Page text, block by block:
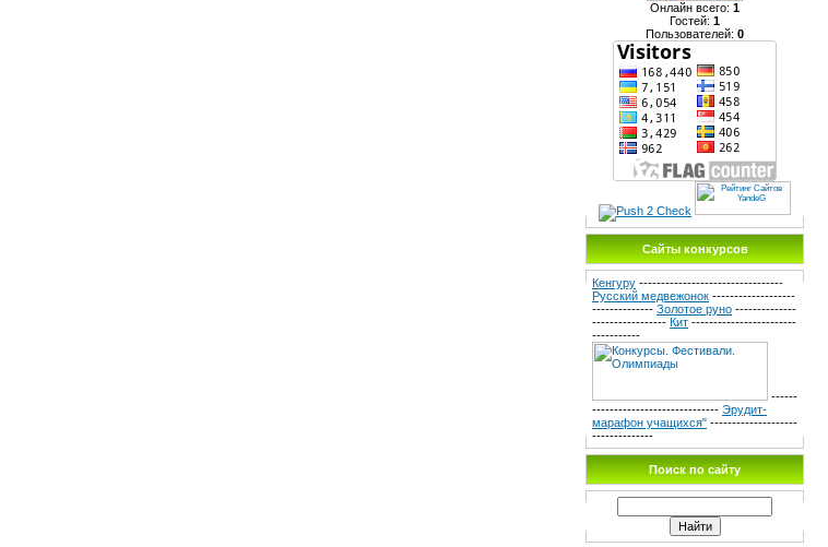
Онлайн всего: 1
Гостей: 1
Пользователей: 0
Сайты конкурсов
Кенгуру ---------------------------------
Русский медвежонок -------------------
-------------- Золотое руно --------------
----------------- Кит ------------------------
-----------
------
----------------------------- Эрудит-
марафон учащихся" --------------------
--------------
Поиск по сайту